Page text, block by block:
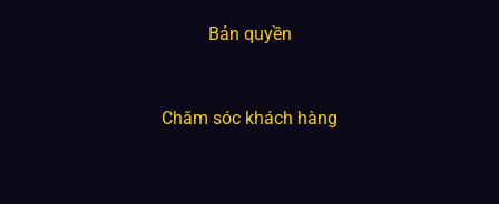
Bản quyền
Chăm sóc khách hàng